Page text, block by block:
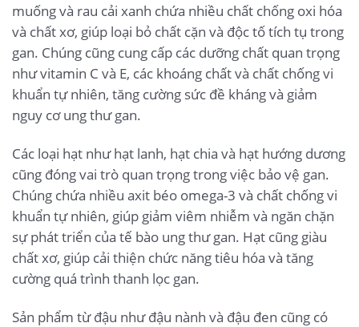
muống và rau cải xanh chứa nhiều chất chống oxi hóa
và chất xơ, giúp loại bỏ chất cặn và độc tố tích tụ trong
gan. Chúng cũng cung cấp các dưỡng chất quan trọng
như vitamin C và E, các khoáng chất và chất chống vi
khuẩn tự nhiên, tăng cường sức đề kháng và giảm
nguy cơ ung thư gan.
Các loại hạt như hạt lanh, hạt chia và hạt hướng dương
cũng đóng vai trò quan trọng trong việc bảo vệ gan.
Chúng chứa nhiều axit béo omega-3 và chất chống vi
khuẩn tự nhiên, giúp giảm viêm nhiễm và ngăn chặn
sự phát triển của tế bào ung thư gan. Hạt cũng giàu
chất xơ, giúp cải thiện chức năng tiêu hóa và tăng
cường quá trình thanh lọc gan.
Sản phẩm từ đậu như đậu nành và đậu đen cũng có